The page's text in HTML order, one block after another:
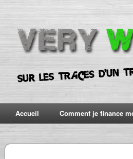
Accueil Comment je finance